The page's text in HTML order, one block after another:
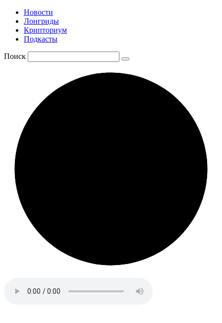
Новости
Лонгриды
Крипториум
Подкасты
Поиск